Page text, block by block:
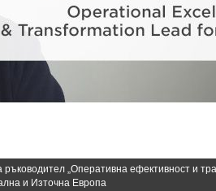
„Оперативна ефективност и
и Източна Европа